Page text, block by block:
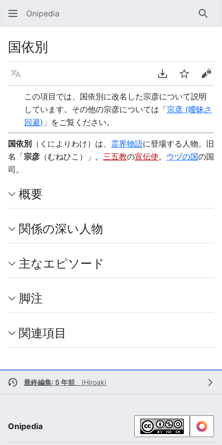
Onipedia 検索
国依別
言語 PDFをダウンロ
ウォッチソ
この項目では、国依別に改名した宗彦について説明
しています。その他の宗彦については「宗彦 (曖昧さ
回避) 」をご覧ください。
国依別 （くによりわけ）は、 霊界物語に登場する人物。旧
名「宗彦 （むねひこ）」。 三五教の宣伝使。 ウヅの国の国
司。
概要
関係の深い人物
主なエピソード
脚注
関連項目
最終編集: 5 年前 IHiroaki
Onipedia